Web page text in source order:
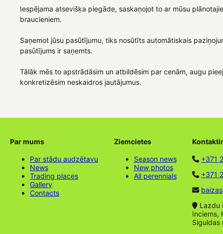
Iespējama atsevišķa piegāde, saskaņojot to ar mūsu
braucieniem.
Saņemot jūsu pasūtījumu, tiks nosūtīts automātiskais
pasūtījums ir saņemts.
Tālāk mēs to apstrādāsim un atbildēsim par cenām, augu
konkretizēsim neskaidros jautājumus.
Par mums
Par stādu audzētavu
News
Trading places
Gallery
Contacts
Ziemcietes
Season news
New photos
All perennials
+371
+371
Lazdu
Inciems,
Siguldas